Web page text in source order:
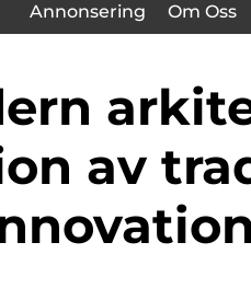
Annonsering Om Oss
av